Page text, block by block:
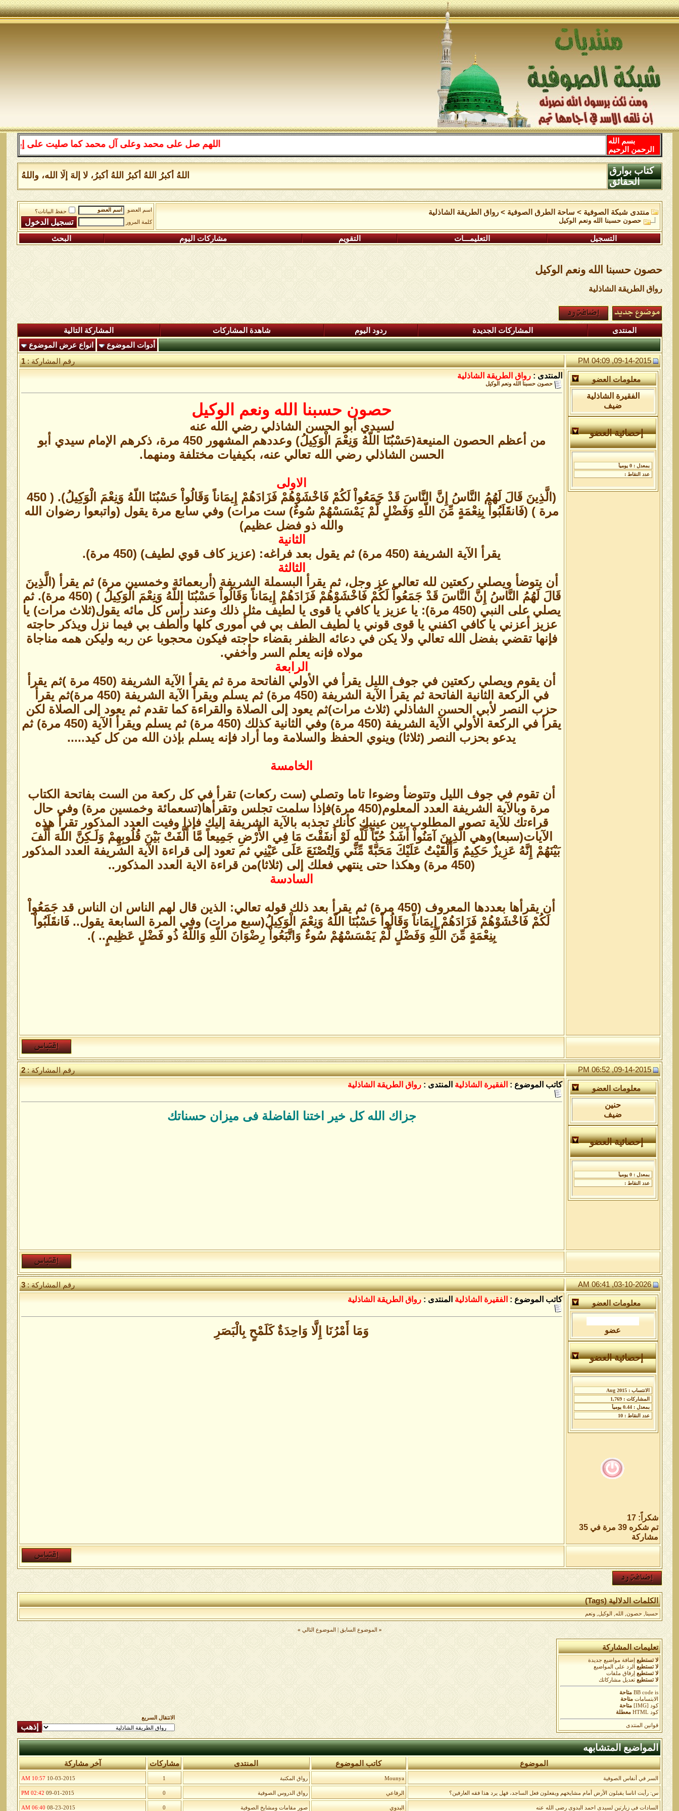
اللهم صل على محمد وعلى آل محمد كما صليت على إبراهيم وعلى
بسم الله
الرحمن الرحيم
اللهُ أكبرُ اللهُ أكبرُ اللهُ أكبرُ، لا إلهَ إلَّا الله، واللهُ
كتاب بوارق
الحقائق
منتدى شبكة الصوفية > ساحة الطرق الصوفية >رواق الطريقة الشاذلية
حصون حسبنا الله ونعم الوكيل
اسم العضو
حفظ البيانات؟
كلمة المرور
التسجيل التعليمـــات التقويم مشاركات اليوم البحث
حصون حسبنا الله ونعم الوكيل
رواق الطريقة الشاذلية
المنتدى المشاركات الجديدة ردود اليوم شاهدة المشاركات
المشاركة التالية
أدوات الموضوع
انواع عرض الموضوع
09-14-2015, 04:09 PM
رقم المشاركة :1
معلومات العضو
الفقيرة الشاذلية
ضيف
إحصائية العضو
المنتدى : رواق الطريقة الشاذلية
حصون حسبنا الله ونعم الوكيل
حصون حسبنا الله ونعم الوكيل
لسيدي أبو الحسن الشاذلي رضي الله عنه
من أعظم الحصون المنيعة(حَسْبُنَا اللّهُ وَنِعْمَ الْوَكِيلُ) وعددهم المشهور 450 مرة، ذكرهم الإمام سيدي أبو
الحسن الشاذلي رضي الله تعالي عنه، بكيفيات مختلفة ومنهما.
الاولى
(الَّذِينَ قَالَ لَهُمُ النَّاسُ إِنَّ النَّاسَ قَدْ جَمَعُواْ لَكُمْ فَاخْشَوْهُمْ فَزَادَهُمْ إِيمَاناً وَقَالُواْ حَسْبُنَا اللّهُ وَنِعْمَ الْوَكِيلُ). ( 450
مرة ) (فَانقَلَبُواْ بِنِعْمَةٍ مِّنَ اللّهِ وَفَضْلٍ لَّمْ يَمْسَسْهُمْ سُوءٌ) ست مرات) وفي سابع مرة يقول (واتبعوا رضوان الله
والله ذو فضل عظيم)
الثانية
يقرأ الآية الشريفة (450 مرة) ثم يقول بعد فراغه: (عزيز كاف قوي لطيف) (450 مرة).
الثالثة
أن يتوضأ ويصلي ركعتين لله تعالي عز وجل، ثم يقرأ البسملة الشريفة (أربعمائة وخمسين مرة) ثم يقرأ (الَّذِينَ
قَالَ لَهُمُ النَّاسُ إِنَّ النَّاسَ قَدْ جَمَعُواْ لَكُمْ فَاخْشَوْهُمْ فَزَادَهُمْ إِيمَاناً وَقَالُواْ حَسْبُنَا اللّهُ وَنِعْمَ الْوَكِيلُ ) (450 مرة). ثم
يصلي على النبي (450 مرة): يا عزيز يا كافي يا قوى يا لطيف مثل ذلك وعند رأس كل مائه يقول(ثلاث مرات) يا
عزيز أعزني يا كافي اكفني يا قوى قوني يا لطيف الطف بي في أمورى كلها وألطف بي فيما نزل ويذكر حاجته
فإنها تقضي بفضل الله تعالي ولا يكن في دعائه الظفر بقضاء حاجته فيكون محجوبا عن ربه وليكن همه مناجاة
مولاه فإنه يعلم السر وأخفي.
الرابعة
أن يقوم ويصلي ركعتين في جوف الليل يقرأ في الأولي الفاتحة مرة ثم يقرأ الآية الشريفة (450 مرة )ثم يقرأ
في الركعة الثانية الفاتحة ثم يقرأ الآية الشريفة (450 مرة) ثم يسلم ويقرأ الآية الشريفة (450 مرة)ثم يقرأ
حزب النصر لأبي الحسن الشاذلي (ثلاث مرات)ثم يعود إلى الصلاة والقراءة كما تقدم ثم يعود إلى الصلاة لكن
يقرأ في الركعة الأولي الآية الشريفة (450 مرة) وفي الثانية كذلك (450 مرة) ثم يسلم ويقرأ الآية (450 مرة) ثم
يدعو بحزب النصر (ثلاثا) وينوي الحفظ والسلامة وما أراد فإنه يسلم بإذن الله من كل كيد.....
الخامسة
أن تقوم في جوف الليل وتتوضأ وضوءا تاما وتصلي (ست ركعات) تقرأ في كل ركعة من الست بفاتحة الكتاب
مرة وبالآية الشريفة العدد المعلوم(450 مرة)فإذا سلمت تجلس وتقرأها(تسعمائة وخمسين مرة) وفي حال
قراءتك للآية تصور المطلوب بين عينيك كأنك تجذبه بالآية الشريفة إليك فإذا وفيت العدد المذكور تقرأ هذه
الآيات(سبعا)وهي الَّذِينَ آمَنُواْ أَشَدُ حُبّاً لِّلّهِ لَوْ أَنفَقْتَ مَا فِي الأَرْضِ جَمِيعاً مَّا أَلَّفَتْ بَيْنَ قُلُوبِهِمْ وَلَـكِنَّ اللّهَ أَلَّفَ
بَيْنَهُمْ إِنَّهُ عَزِيزٌ حَكِيمٌ وَأَلْقَيْتُ عَلَيْكَ مَحَبَّةً مِّنِّي وَلِتُصْنَعَ عَلَى عَيْنِي ثم تعود إلى قراءة الآية الشريفة العدد المذكور
(450 مرة) وهكذا حتى ينتهي فعلك إلى (ثلاثا)من قراءة الاية العدد المذكور..
السادسة
أن يقرأها بعددها المعروف (450 مرة) ثم يقرأ بعد ذلك قوله تعالي: الذين قال لهم الناس ان الناس قد جَمَعُواْ
لَكُمْ فَاخْشَوْهُمْ فَزَادَهُمْ إِيمَاناً وَقَالُواْ حَسْبُنَا اللّهُ وَنِعْمَ الْوَكِيلُ(سبع مرات) وفي المرة السابعة يقول.. فَانقَلَبُواْ
بِنِعْمَةٍ مِّنَ اللّهِ وَفَضْلٍ لَّمْ يَمْسَسْهُمْ سُوءٌ وَاتَّبَعُواْ رِضْوَانَ اللّهِ وَاللّهُ ذُو فَضْلٍ عَظِيمٍ.. ).
09-14-2015, 06:52 PM رقم المشاركة :2
معلومات العضو
حنين
ضيف
إحصائية العضو
كاتب الموضوع : الفقيرة الشاذلية المنتدى : رواق الطريقة الشاذلية
جزاك الله كل خير اختنا الفاضلة فى ميزان حسناتك
03-10-2026, 06:41 AM رقم المشاركة :3
معلومات العضو
عضو
إحصائية العضو
شكراً: 17
تم شكره 39 مرة في 35
مشاركة
كاتب الموضوع : الفقيرة الشاذلية المنتدى : رواق الطريقة الشاذلية
وَمَا أَمْرُنَا إِلَّا وَاحِدَةٌ كَلَمْحٍ بِالْبَصَرِ
الكلمات الدلالية (Tags)
حسبنا حصون الله الوكيل ,ونعم
« الموضوع السابق الموضوع التالي »
تعليمات المشاركة
لا تستطيع
إضافة مواضيع جديدة
لا تستطيع
الرد على المواضيع
لا تستطيع
إرفاق ملفات
لا تستطيع تعديل مشاركاتك
BB codeis
متاحة
الابتسامات متاحة
كود [IMG]
متاحة
كود HTML
معطلة
قوانين المنتدى
الانتقال السريع
المواضيع المتشابهه
الموضوع كاتب الموضوع المنتدى مشاركات آخر مشاركة
السر في أنفاس الصوفية Mounya رواق المكتبة 1
10-03-2015
10:57 AM
س: رأيت اناسا يقبلون الأرض أمام مشايخهم ويفعلون فعل الساجد، فهل يرد هذا فقه العارفين؟ الرفاعي رواق الدروس الصوفية 0
09-01-2015
02:42 PM
السادات فى زيارتين لسيدى احمد البدوى رضى الله عنه البدوي صور مقامات ومشايخ الصوفية 0
08-23-2015
06:40 AM